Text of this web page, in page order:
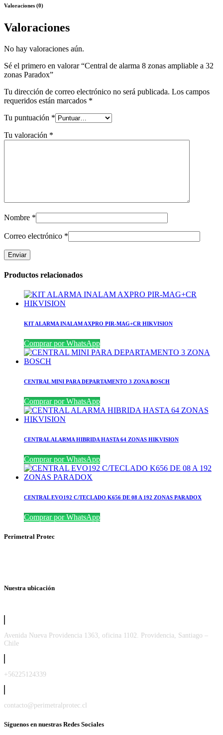
Valoraciones (0)
Valoraciones
No hay valoraciones aún.
Sé el primero en valorar “Central de alarma 8 zonas ampliable a 32
zonas Paradox”
Tu dirección de correo electrónico no será publicada. Los campos
requeridos están marcados *
Tu puntuación *
Tu valoración *
Nombre *
Correo electrónico *
Productos relacionados
KIT ALARMA INALAM AXPRO PIR-MAG+CR HIKVISION
Comprar por WhatsApp
CENTRAL MINI PARA DEPARTAMENTO 3 ZONA BOSCH
Comprar por WhatsApp
CENTRAL ALARMA HIBRIDA HASTA 64 ZONAS HIKVISION
Comprar por WhatsApp
CENTRAL EVO192 C/TECLADO K656 DE 08 A 192 ZONAS PARADOX
Comprar por WhatsApp
Perimetral Protec
Nuestra ubicación
Avenida Nueva Providencia 1363, oficina 1102. Providencia, Santiago –
Chile
+56225124339
contacto@perimetralprotec.cl
Síguenos en nuestras Redes Sociales